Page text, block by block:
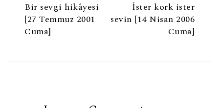
Bir sevgi hikâyesi
[27 Temmuz 2001
Cuma]
İster kork ister
sevin [14 Nisan 2006
Cuma]